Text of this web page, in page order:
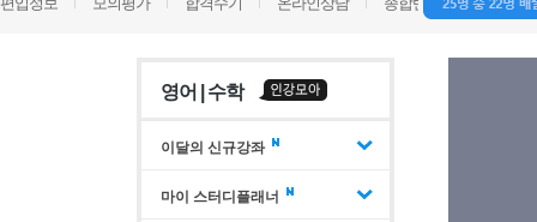
영어 | 수학
이달의 신규강좌
마이 스터디플래너